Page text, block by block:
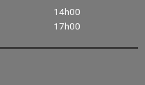
14h00
17h00